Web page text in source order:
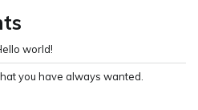
world!
you have always wanted.